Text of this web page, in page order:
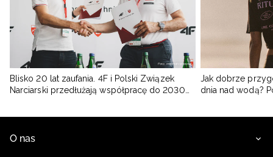
Blisko 20 lat zaufania. 4F i Polski Związek
Narciarski przedłużają współpracę do 2030
Jak dobrze
dnia nad wodą?
O nas